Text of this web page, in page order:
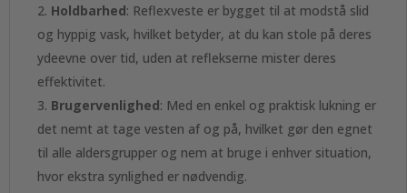
Holdbarhed: Reflexveste er bygget til at modstå slid
og hyppig vask, hvilket betyder, at du kan stole på deres
ydeevne over tid, uden at reflekserne mister deres
effektivitet.
Brugervenlighed: Med en enkel og praktisk lukning er
det nemt at tage vesten af og på, hvilket gør den egnet
til alle aldersgrupper og nem at bruge i enhver situation,
hvor ekstra synlighed er nødvendig.